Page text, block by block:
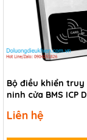
Bộ điều khiển truy
ninh cửa BMS ICP
Liên hệ